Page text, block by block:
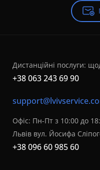
Дистанційні послуги:
+38 063 243 69 90
Офіс: Пн-Пт з 10:00 до
Львів вул. Йосифа
+38 096 60 985 60